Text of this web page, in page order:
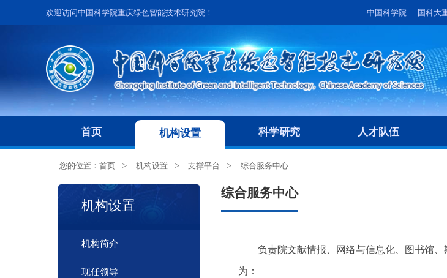
欢迎访问中国科学院重庆绿色智能技术研究院！ 中国科学院 国科大
首页 机构设置 科学研究 人才队伍
您的位置：首页 机构设置 支撑平台 综合服务中心
机构设置
机构简介
现任领导
综合服务中心
负责院文献情报、网络与信息化、图书馆
为：